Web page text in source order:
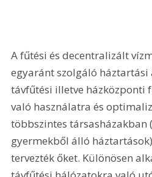
A fűtési és decentralizált
egyaránt szolgáló
távfűtési illetve házközponti
való használatra és
többszintes társasházakban
gyermekből álló
tervezték őket. Különösen